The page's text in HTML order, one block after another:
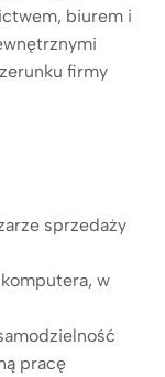
biurem i
firmy
sprzedaży
w
pracę